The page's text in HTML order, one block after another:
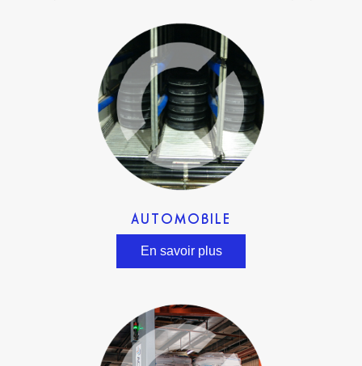
AUTOMOBILE
En savoir plus